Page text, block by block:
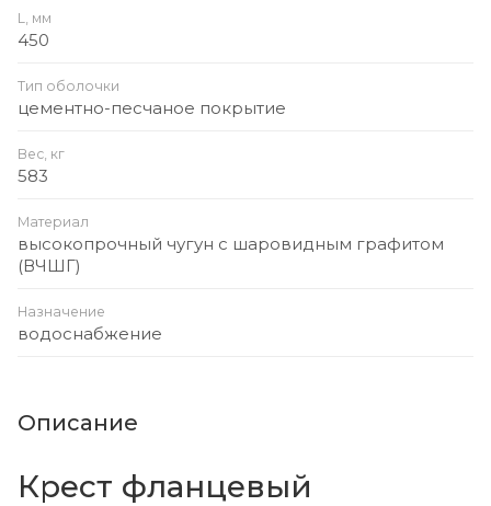
L, мм
450
Тип оболочки
цементно-песчаное покрытие
Вес, кг
583
Материал
высокопрочный чугун с шаровидным графитом
(ВЧШГ)
Назначение
водоснабжение
Описание
Крест фланцевый